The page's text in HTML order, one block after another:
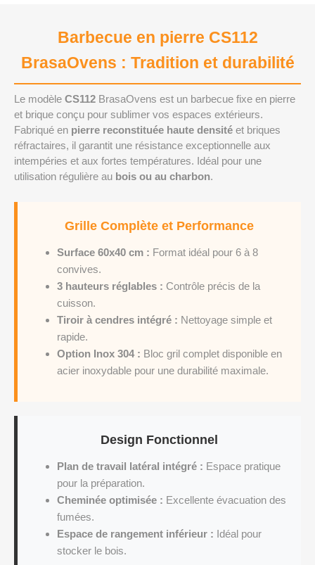
Barbecue en pierre CS112
BrasaOvens : Tradition et durabilité
Le modèle CS112 BrasaOvens est un barbecue fixe en pierre
et brique conçu pour sublimer vos espaces extérieurs.
Fabriqué en pierre reconstituée haute densité et briques
réfractaires, il garantit une résistance exceptionnelle aux
intempéries et aux fortes températures. Idéal pour une
utilisation régulière au bois ou au charbon.
Grille Complète et Performance
Surface 60x40 cm : Format idéal pour 6 à 8
convives.
3 hauteurs réglables : Contrôle précis de la
cuisson.
Tiroir à cendres intégré : Nettoyage simple et
rapide.
Option Inox 304 : Bloc gril complet disponible en
acier inoxydable pour une durabilité maximale.
Design Fonctionnel
Plan de travail latéral intégré : Espace pratique
pour la préparation.
Cheminée optimisée : Excellente évacuation des
fumées.
Espace de rangement inférieur : Idéal pour
stocker le bois.